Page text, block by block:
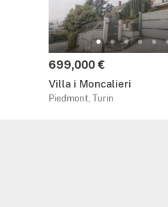
Pris:
699,000 €
Villa i Moncalieri
Piedmont, Turin